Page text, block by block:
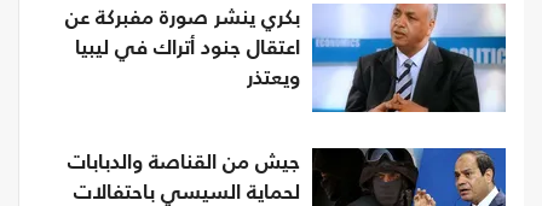
بكري ينشر صورة مفبركة عن
اعتقال جنود أتراك في ليبيا
ويعتذر
جيش من القناصة والدبابات
لحماية السيسي باحتفالات